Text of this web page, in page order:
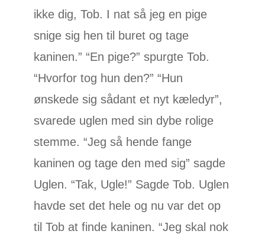
ikke dig, Tob. I nat så jeg en pige
snige sig hen til buret og tage
kaninen.” “En pige?” spurgte Tob.
“Hvorfor tog hun den?” “Hun
ønskede sig sådant et nyt kæledyr”,
svarede uglen med sin dybe rolige
stemme. “Jeg så hende fange
kaninen og tage den med sig” sagde
Uglen. “Tak, Ugle!” Sagde Tob. Uglen
havde set det hele og nu var det op
til Tob at finde kaninen. “Jeg skal nok